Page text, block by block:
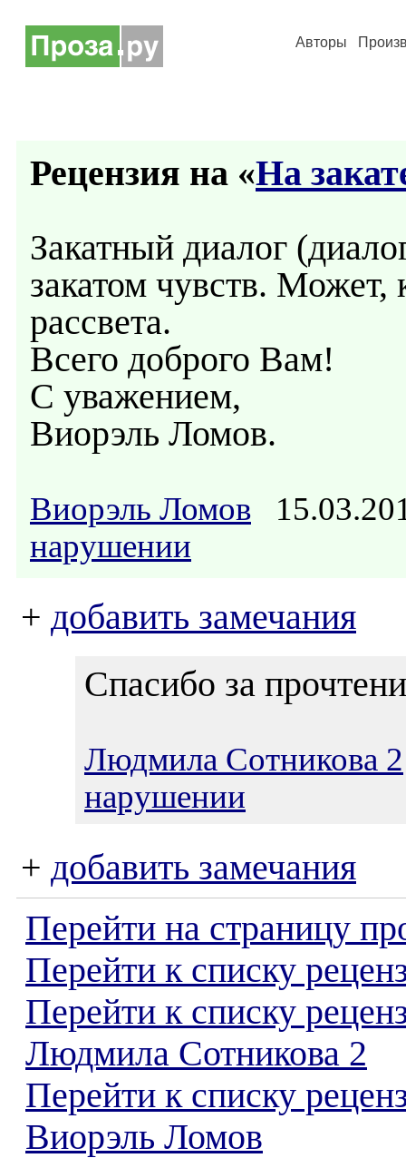
Авторы
Рецензия на «На
Закатный диалог
закатом чувств.
рассвета.
Всего доброго Вам!
С уважением,
Виорэль Ломов.
Виорэль Ломов
нарушении
+ добавить замечания
Спасибо за
Людмила Сотникова 2
нарушении
+ добавить замечания
Перейти на страницу
Перейти к списку
Перейти к списку
Людмила Сотникова 2
Перейти к списку
Виорэль Ломов